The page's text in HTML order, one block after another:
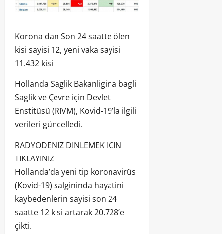
Korona dan Son 24 saatte ölen
kisi sayisi 12, yeni vaka sayisi
11.432 kisi
Hollanda Saglik Bakanligina bagli
Saglik ve Çevre için Devlet
Enstitüsü (RIVM), Kovid-19’la ilgili
verileri güncelledi.
RADYODENIZ DINLEMEK ICIN
TIKLAYINIZ
Hollanda’da yeni tip koronavirüs
(Kovid-19) salgininda hayatini
kaybedenlerin sayisi son 24
saatte 12 kisi artarak 20.728’e
çikti.